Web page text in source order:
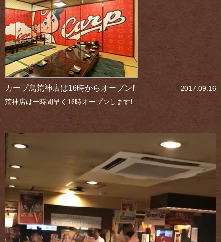
2017.09.16
カープ鳥荒神店は16時からオープン❗
荒神店は一時間早く16時オープンします❗